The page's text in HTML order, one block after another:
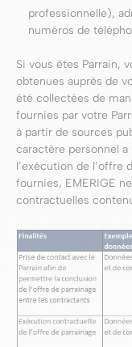
professionnelle),
numéros de
Si vous êtes Parrain,
obtenues auprès de
été collectées de
fournies par votre
à partir de sources
caractère personnel
l’exécution de l’offre
fournies, EMERIGE
contractuelles